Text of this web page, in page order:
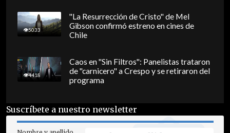
5033
"La Resurrección de Cristo" de Mel
Gibson confirmó estreno en cines de
Chile
4418
Caos en "Sin Filtros": Panelistas trataron
de "carnicero" a Crespo y se retiraron del
programa
Suscríbete a nuestro newsletter